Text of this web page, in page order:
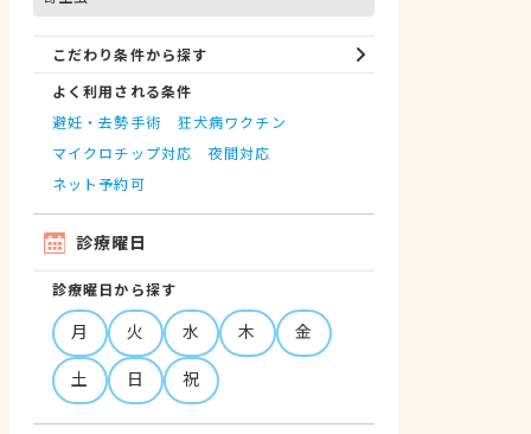
こだわり条件から探す
よく利用される条件
避妊・去勢手術
狂犬病ワクチン
マイクロチップ対応
夜間対応
ネット予約可
診療曜日
診療曜日から探す
月 火 水 木
金
土
日 祝